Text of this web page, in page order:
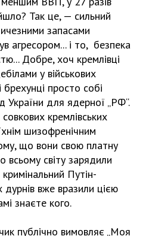
Так це, — сильний
запасами
агресором... і то, безпека
Добре, хоч кремлівці
у військових
брехунці просто собі
України для ядерної „РФ“.
кремлівських
шизофренічним
що вони свою платну
всьому світу зарядили
Путін-
дурнів вже вразили цією
знаєте кого.
публічно вимовляє „Моя